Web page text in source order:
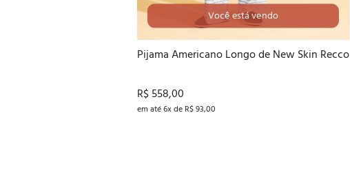
Você está vendo
40 42 44 46
Pijama Americano Longo de New Skin Recco
R$ 558,00
em até 6x de R$ 93,00